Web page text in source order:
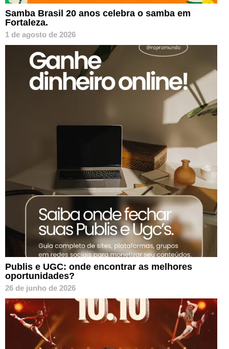
Samba Brasil 20 anos celebra o samba em
Fortaleza.
1 de agosto de 2026
Publis e UGC: onde encontrar as melhores
oportunidades?
26 de junho de 2026